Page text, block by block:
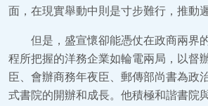
面，在現實舉動中則是寸步難行，推動遲
但是，盛宣懷卻能憑仗在政商兩界
程所把握的洋務企業如輪電兩局，以督
臣、會辦商務年夜臣、郵傳部尚書為政
式書院的開辦和成長。他積極和諧書院